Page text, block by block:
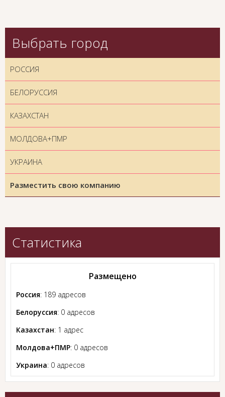
Выбрать город
РОССИЯ
БЕЛОРУССИЯ
КАЗАХСТАН
МОЛДОВА+ПМР
УКРАИНА
Разместить свою компанию
Статистика
Размещено
Россия: 189 адресов
Белоруссия: 0 адресов
Казахстан: 1 адрес
Молдова+ПМР: 0 адресов
Украина: 0 адресов